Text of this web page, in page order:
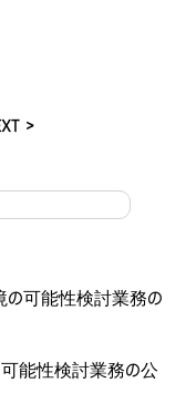
>
可能性検討業務の
能性検討業務の公